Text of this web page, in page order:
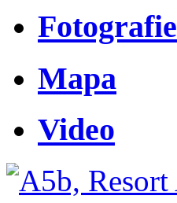
Fotografie
Mapa
Video